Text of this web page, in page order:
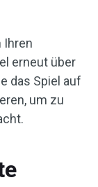
Ihren
erneut über
das Spiel auf
um zu